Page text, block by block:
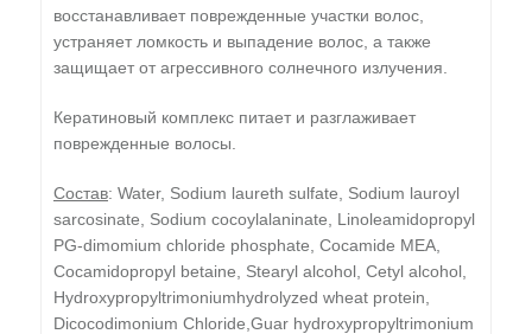
восстанавливает поврежденные участки волос,
устраняет ломкость и выпадение волос, а также
защищает от агрессивного солнечного излучения.
Кератиновый комплекс питает и разглаживает
поврежденные волосы.
Состав: Water, Sodium laureth sulfate, Sodium lauroyl
sarcosinate, Sodium cocoylalaninate, Linoleamidopropyl
PG-dimomium chloride phosphate, Cocamide MEA,
Cocamidopropyl betaine, Stearyl alcohol, Cetyl alcohol,
Hydroxypropyltrimoniumhydrolyzed wheat protein,
Dicocodimonium Chloride,Guar hydroxypropyltrimonium